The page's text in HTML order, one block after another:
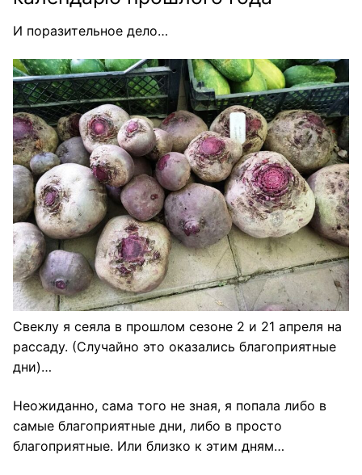
И поразительное дело…
Свеклу я сеяла в прошлом сезоне 2 и 21 апреля на
рассаду. (Случайно это оказались благоприятные
дни)…
Неожиданно, сама того не зная, я попала либо в
самые благоприятные дни, либо в просто
благоприятные. Или близко к этим дням…